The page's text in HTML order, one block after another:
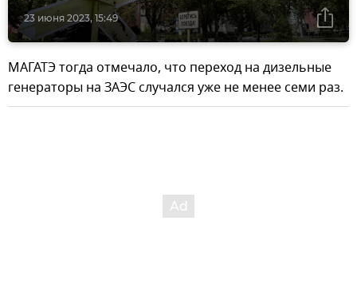
23 июня 2023, 15:49
МАГАТЭ тогда отмечало, что переход на дизельные
генераторы на ЗАЭС случался уже не менее семи раз.